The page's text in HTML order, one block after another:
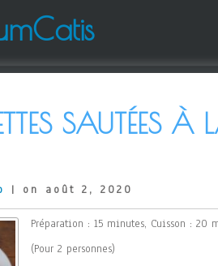
SAUTÉES À
| on août 2, 2020
Préparation : 15 minutes, Cuisson : 20
(Pour 2 personnes)